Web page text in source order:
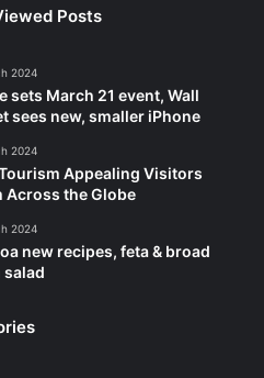
Posts
2024
sets March 21 event, Wall
sees new, smaller iPhone
2024
Appealing Visitors
Across the Globe
2024
new recipes, feta & broad
salad